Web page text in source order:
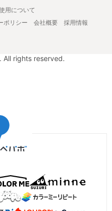
用について
ポリシー 会社概要
採用情報
All rights reserved.